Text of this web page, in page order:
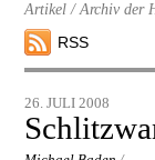
Artikel / Archiv der
RSS
26. JULI 2008